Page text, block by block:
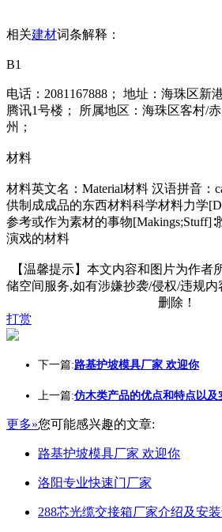
相关建材词条解释：
B1
电话：2081167888； 地址：海珠区新
腾讯1号楼； 所属地区：海珠区客村/
州；
材料
材料英文名：Material材料 汉语拼音：
供制成成品的东西材料科学材料力学
参考或作为素材的事物
演戏的材料
【温馨提示】本文内容和图片为作者
储空间服务,如有涉嫌抄袭/侵权/违规内
删除！
打赏
下一篇:路基护坡模具厂家 欢迎你
上一篇:仿木类产品的优点和特点以及
更多»您可能感兴趣的文章:
路基护坡模具厂家 欢迎你
洛阳专业快速门厂家
288芯光缆交接箱厂家介绍及安